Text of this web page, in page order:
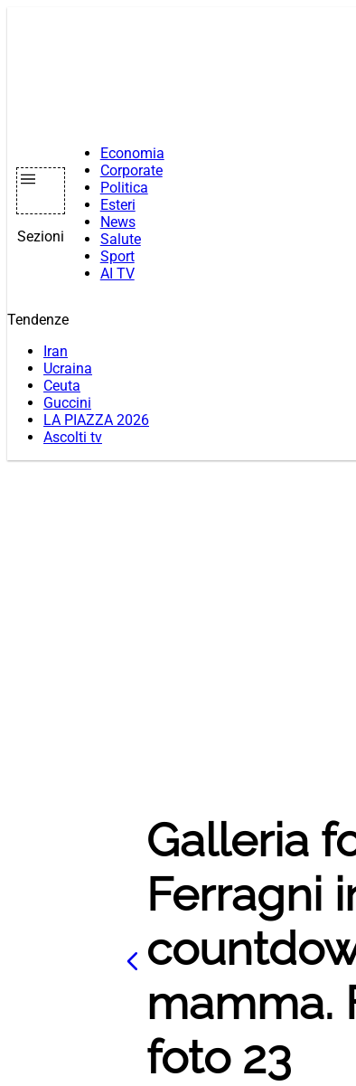
Sezioni
Economia
Corporate
Politica
Esteri
News
Salute
Sport
AI TV
Tendenze
Iran
Ucraina
Ceuta
Guccini
LA PIAZZA 2026
Ascolti tv
Galleria
Ferragni
mamma.
foto 23